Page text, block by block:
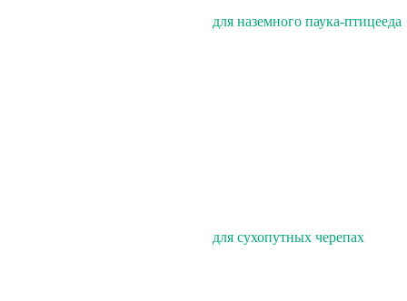
для наземного паука-птицееда
для сухопутных черепах